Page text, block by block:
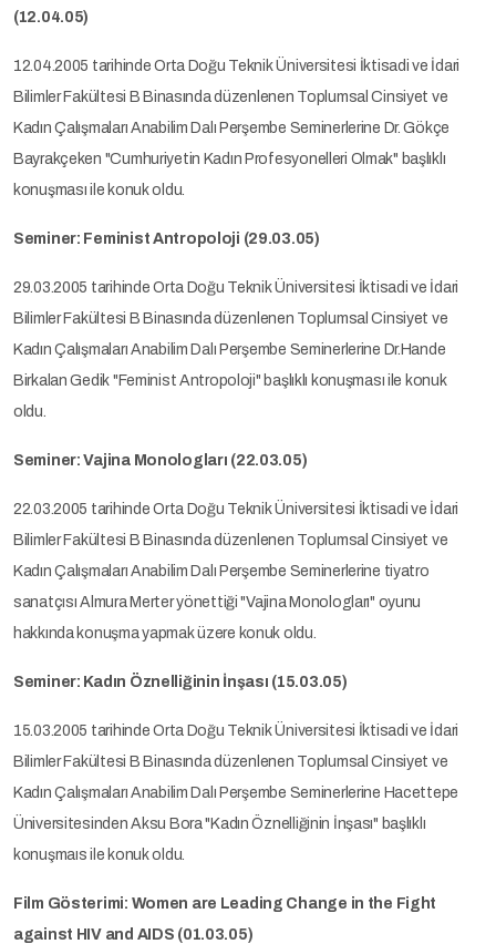
(12.04.05)
12.04.2005 tarihinde Orta Doğu Teknik Üniversitesi İktisadi ve İdari
Bilimler Fakültesi B Binasında düzenlenen Toplumsal Cinsiyet ve
Kadın Çalışmaları Anabilim Dalı Perşembe Seminerlerine Dr. Gökçe
Bayrakçeken "Cumhuriyetin Kadın Profesyonelleri Olmak" başlıklı
konuşması ile konuk oldu.
Seminer: Feminist Antropoloji (29.03.05)
29.03.2005 tarihinde Orta Doğu Teknik Üniversitesi İktisadi ve İdari
Bilimler Fakültesi B Binasında düzenlenen Toplumsal Cinsiyet ve
Kadın Çalışmaları Anabilim Dalı Perşembe Seminerlerine Dr.Hande
Birkalan Gedik "Feminist Antropoloji" başlıklı konuşması ile konuk
oldu.
Seminer: Vajina Monologları (22.03.05)
22.03.2005 tarihinde Orta Doğu Teknik Üniversitesi İktisadi ve İdari
Bilimler Fakültesi B Binasında düzenlenen Toplumsal Cinsiyet ve
Kadın Çalışmaları Anabilim Dalı Perşembe Seminerlerine tiyatro
sanatçısı Almura Merter yönettiği "Vajina Monologları" oyunu
hakkında konuşma yapmak üzere konuk oldu.
Seminer: Kadın Öznelliğinin İnşası (15.03.05)
15.03.2005 tarihinde Orta Doğu Teknik Üniversitesi İktisadi ve İdari
Bilimler Fakültesi B Binasında düzenlenen Toplumsal Cinsiyet ve
Kadın Çalışmaları Anabilim Dalı Perşembe Seminerlerine Hacettepe
Üniversitesinden Aksu Bora "Kadın Öznelliğinin İnşası" başlıklı
konuşmaıs ile konuk oldu.
Film Gösterimi: Women are Leading Change in the Fight
against HIV and AIDS (01.03.05)